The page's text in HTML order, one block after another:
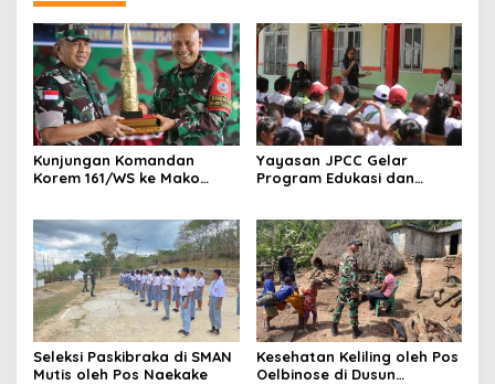
Kunjungan Komandan
Korem 161/WS ke Mako
Yayasan JPCC Gelar
Program Edukasi dan
Pamtas RI-RDTL Sektor
Barat
Seleksi Paskibraka di SMAN
Mutis oleh Pos Naekake
Kesehatan Keliling oleh Pos
Oelbinose di Dusun